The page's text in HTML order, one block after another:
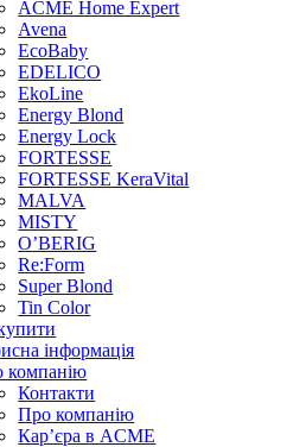
ACME Home Expert
Avena
EcoBaby
EDELICO
EkoLine
Energy Blond
Energy Lock
FORTESSE
FORTESSE KeraVital
MALVA
MISTY
O’BERIG
Re:Form
Super Blond
Tin Color
інформація
компанію
Контакти
Про компанію
Кар’єра в ACME